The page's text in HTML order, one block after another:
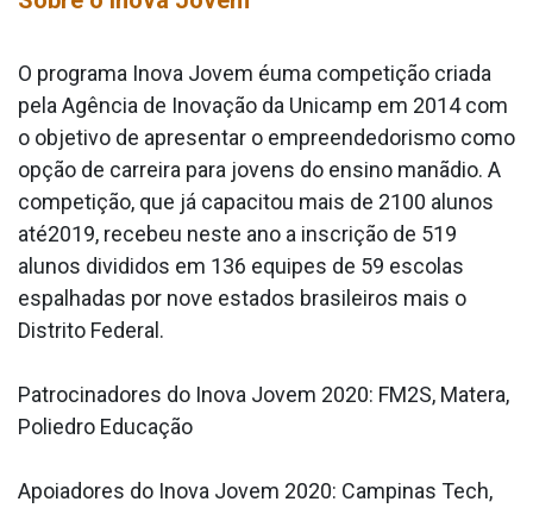
O programa Inova Jovem éuma competição criada
pela Agência de Inovação da Unicamp em 2014 com
o objetivo de apresentar o empreendedorismo como
opção de carreira para jovens do ensino manãdio. A
competição, que já capacitou mais de 2100 alunos
até2019, recebeu neste ano a inscrição de 519
alunos divididos em 136 equipes de 59 escolas
espalhadas por nove estados brasileiros mais o
Distrito Federal.
Patrocinadores do Inova Jovem 2020: FM2S, Matera,
Poliedro Educação
Apoiadores do Inova Jovem 2020: Campinas Tech,